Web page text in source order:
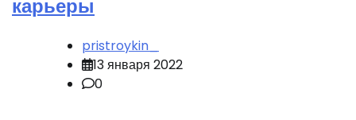
карьеры
pristroykin_
13 января 2022
0